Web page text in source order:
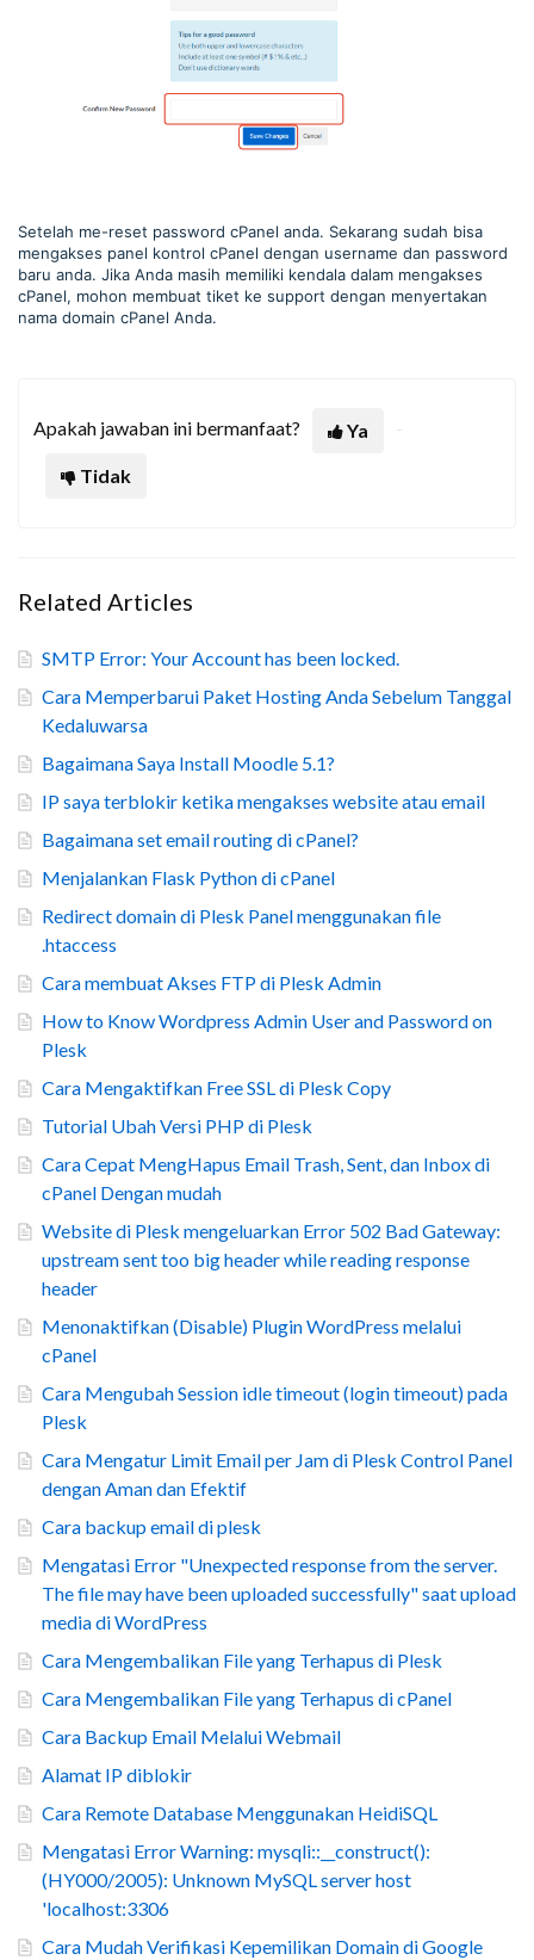
Setelah me-reset password cPanel anda. Sekarang sudah bisa
mengakses panel kontrol cPanel dengan username dan password
baru anda. Jika Anda masih memiliki kendala dalam mengakses
cPanel, mohon membuat tiket ke support dengan menyertakan
nama domain cPanel Anda.
Apakah jawaban ini bermanfaat?
Ya
Tidak
Related Articles
SMTP Error: Your Account has been locked.
Cara Memperbarui Paket Hosting Anda Sebelum Tanggal
Kedaluwarsa
Bagaimana Saya Install Moodle 5.1?
IP saya terblokir ketika mengakses website atau email
Bagaimana set email routing di cPanel?
Menjalankan Flask Python di cPanel
Redirect domain di Plesk Panel menggunakan file
.htaccess
Cara membuat Akses FTP di Plesk Admin
How to Know Wordpress Admin User and Password on
Plesk
Cara Mengaktifkan Free SSL di Plesk Copy
Tutorial Ubah Versi PHP di Plesk
Cara Cepat MengHapus Email Trash, Sent, dan Inbox di
cPanel Dengan mudah
Website di Plesk mengeluarkan Error 502 Bad Gateway:
upstream sent too big header while reading response
header
Menonaktifkan (Disable) Plugin WordPress melalui
cPanel
Cara Mengubah Session idle timeout (login timeout) pada
Plesk
Cara Mengatur Limit Email per Jam di Plesk Control Panel
dengan Aman dan Efektif
Cara backup email di plesk
Mengatasi Error "Unexpected response from the server.
The file may have been uploaded successfully" saat upload
media di WordPress
Cara Mengembalikan File yang Terhapus di Plesk
Cara Mengembalikan File yang Terhapus di cPanel
Cara Backup Email Melalui Webmail
Alamat IP diblokir
Cara Remote Database Menggunakan HeidiSQL
Mengatasi Error Warning: mysqli::__construct():
(HY000/2005): Unknown MySQL server host
'localhost:3306
Cara Mudah Verifikasi Kepemilikan Domain di Google